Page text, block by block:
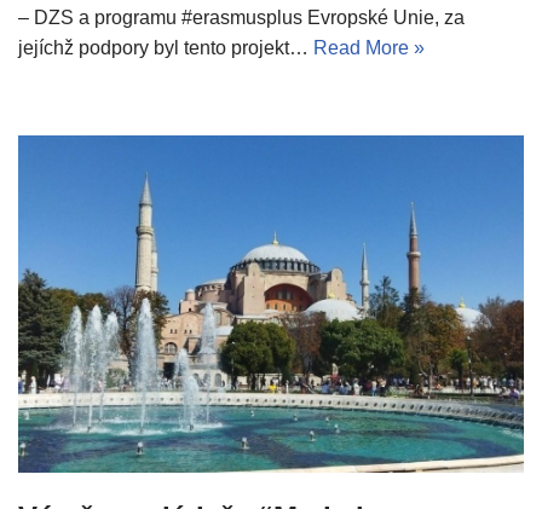
– DZS a programu #erasmusplus Evropské Unie, za
jejíchž podpory byl tento projekt… Read More »